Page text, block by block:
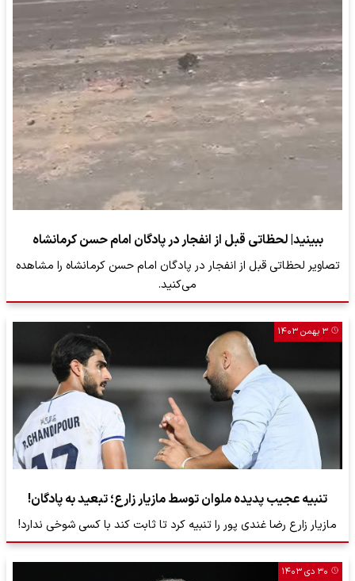
ببینید| لحظاتی قبل از انفجار در پادگان امام حسن کرمانشاه
تصاویر لحظاتی قبل از انفجار در پادگان امام حسن کرمانشاه را مشاهده
می‌کنید.
۳ بهمن ۱۴۰۳
تنبیه عجیب پدیده ملوان توسط مازیار زارع؛ تبعید به پادگان!
مازیار زارع رضا غندی پور را تنبیه کرد تا ثابت کند با کسی شوخی ندارد!
۳۰ دی ۱۴۰۳